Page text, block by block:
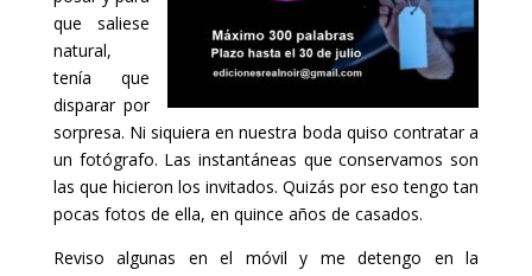
que saliese
natural,
tenía que
disparar por
sorpresa. Ni siquiera en nuestra boda quiso contratar a
un fotógrafo. Las instantáneas que conservamos son
las que hicieron los invitados. Quizás por eso tengo tan
pocas fotos de ella, en quince años de casados.
Reviso algunas en el móvil y me detengo en la